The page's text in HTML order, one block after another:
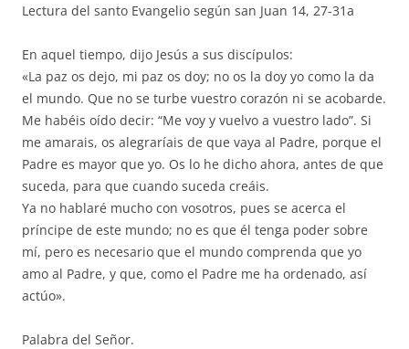
Lectura del santo Evangelio según san Juan 14, 27-31a
En aquel tiempo, dijo Jesús a sus discípulos:
«La paz os dejo, mi paz os doy; no os la doy yo como la da
el mundo. Que no se turbe vuestro corazón ni se acobarde.
Me habéis oído decir: “Me voy y vuelvo a vuestro lado”. Si
me amarais, os alegraríais de que vaya al Padre, porque el
Padre es mayor que yo. Os lo he dicho ahora, antes de que
suceda, para que cuando suceda creáis.
Ya no hablaré mucho con vosotros, pues se acerca el
príncipe de este mundo; no es que él tenga poder sobre
mí, pero es necesario que el mundo comprenda que yo
amo al Padre, y que, como el Padre me ha ordenado, así
actúo».
Palabra del Señor.